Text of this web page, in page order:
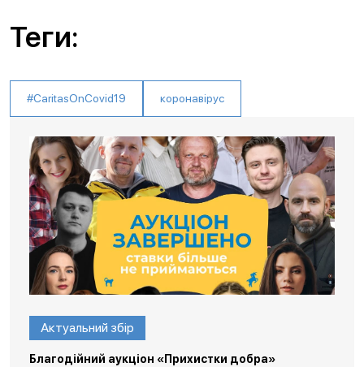
Теги:
#CaritasOnCovid19 коронавірус
Актуальний збір
Благодійний аукціон «Прихистки добра»